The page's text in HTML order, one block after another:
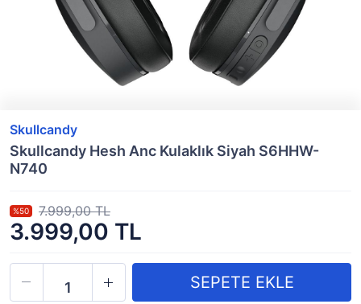
Skullcandy
Skullcandy Hesh Anc Kulaklık Siyah S6HHW-
N740
3.999,00 TL
%50 7.999,00 TL